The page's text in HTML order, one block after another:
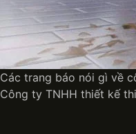
Các trang báo nói gì về
Công ty TNHH thiết kế